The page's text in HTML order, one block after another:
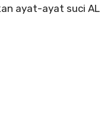
ayat-ayat suci AL